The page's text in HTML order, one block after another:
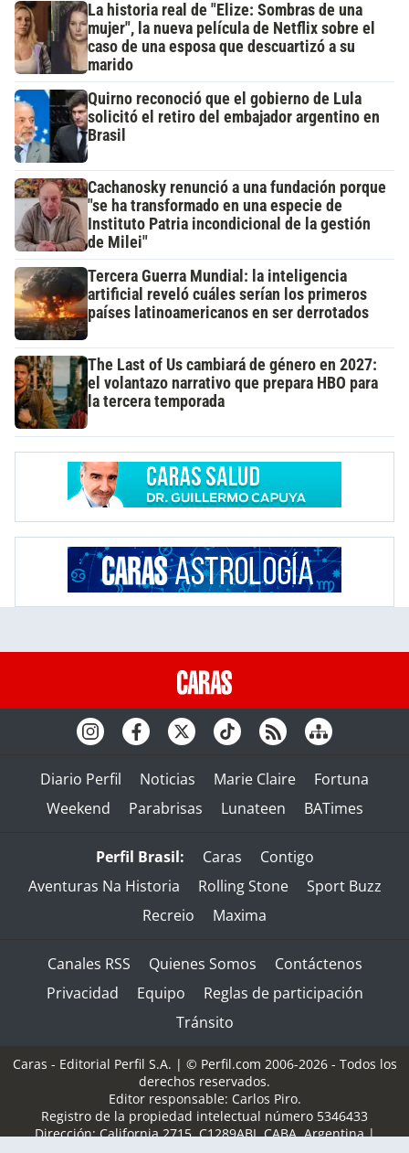
La historia real de "Elize: Sombras de una
mujer", la nueva película de Netflix sobre el
caso de una esposa que descuartizó a su
marido
Quirno reconoció que el gobierno de Lula
solicitó el retiro del embajador argentino en
Brasil
Cachanosky renunció a una fundación porque
"se ha transformado en una especie de
Instituto Patria incondicional de la gestión
de Milei"
Tercera Guerra Mundial: la inteligencia
artificial reveló cuáles serían los primeros
países latinoamericanos en ser derrotados
The Last of Us cambiará de género en 2027:
el volantazo narrativo que prepara HBO para
la tercera temporada
Diario Perfil Noticias Marie Claire
Fortuna
Weekend
Parabrisas Lunateen BATimes
Perfil Brasil: Caras
Contigo
Aventuras Na Historia
Rolling Stone
Sport Buzz
Recreio
Maxima
Canales RSS Quienes Somos
Contáctenos
Privacidad
Equipo
Reglas de participación
Tránsito
Caras - Editorial Perfil S.A. | © Perfil.com 2006-2026 - Todos los
derechos reservados.
Editor responsable: Carlos Piro.
Registro de la propiedad intelectual número 5346433
Dirección:California 2715,C1289ABI,CABA, Argentina|